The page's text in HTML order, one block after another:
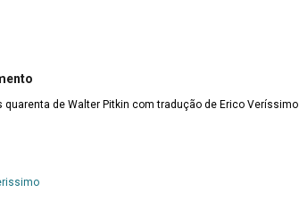
quarenta de Walter Pitkin com tradução de Erico Veríssimo